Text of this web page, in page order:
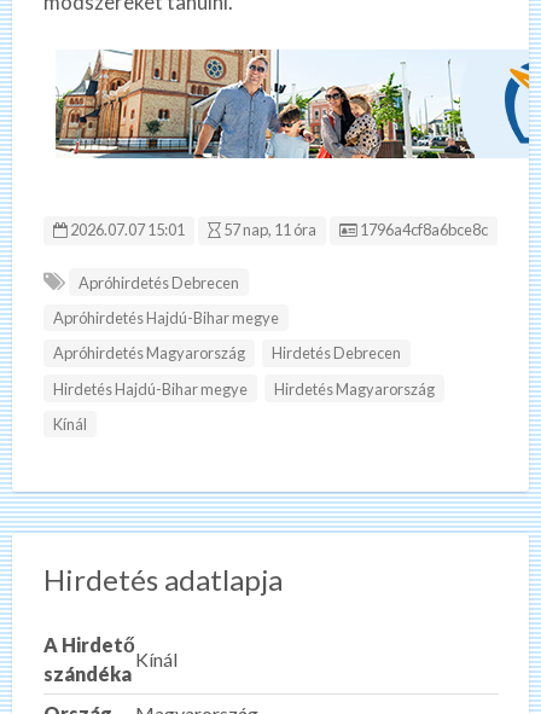
2026.07.07 15:01 57 nap, 11 óra Hirdetés ID:
1796a4cf8a6bce8c
Apróhirdetés Debrecen
Apróhirdetés Hajdú-Bihar megye
Apróhirdetés Magyarország
Hirdetés Debrecen
Hirdetés Hajdú-Bihar megye
Hirdetés Magyarország
Kínál
Hirdetés adatlapja
A Hirdető
szándéka
Kínál